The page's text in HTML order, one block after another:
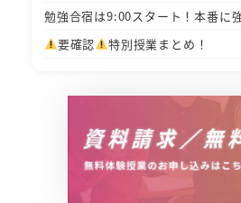
勉強合宿は9:00スタート！本番に
要確認
特別授業まとめ！